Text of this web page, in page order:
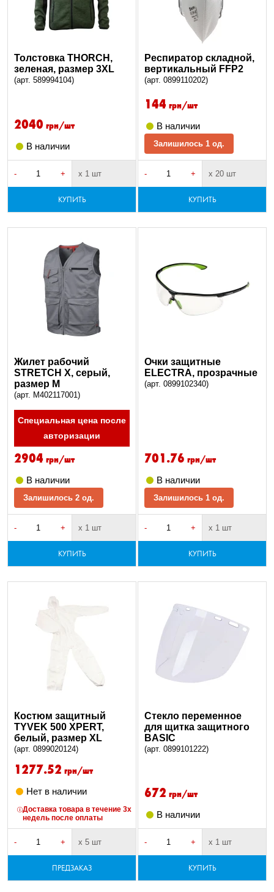
Толстовка THORCH,
зеленая, размер 3XL
(арт. 589994104)
2040 грн/шт
В наличии
- + х 1 шт
КУПИТЬ
Респиратор складной,
вертикальный FFP2
(арт. 0899110202)
144 грн/шт
В наличии
Залишилось 1 од.
- + х 20 шт
КУПИТЬ
Жилет рабочий
STRETCH X, серый,
размер M
(арт. M402117001)
Специальная цена после
авторизации
2904 грн/шт
В наличии
Залишилось 2 од.
- + х 1 шт
КУПИТЬ
Очки защитные
ELECTRA, прозрачные
(арт. 0899102340)
701.76 грн/шт
В наличии
Залишилось 1 од.
- + х 1 шт
КУПИТЬ
Костюм защитный
TYVEK 500 XPERT,
белый, размер XL
(арт. 0899020124)
1277.52 грн/шт
Нет в наличии
Доставка товара в течение 3х
недель после оплаты
- + х 5 шт
ПРЕДЗАКАЗ
Стекло переменное
для щитка защитного
BASIC
(арт. 0899101222)
672 грн/шт
В наличии
- + х 1 шт
КУПИТЬ